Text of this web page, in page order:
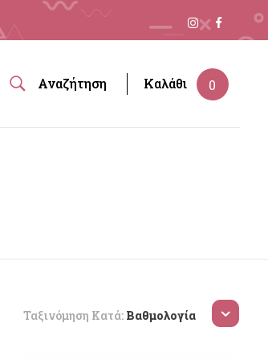
Αναζήτηση 0
Καλάθι
Ταξινόμηση Κατά: Βαθμολογία